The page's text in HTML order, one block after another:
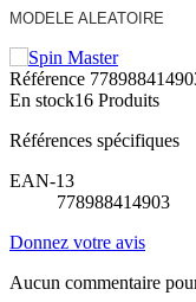
MODELE ALEATOIRE
Référence
En stock16 Produits
Références spécifiques
EAN-13
778988414903
Donnez votre avis
Aucun commentaire